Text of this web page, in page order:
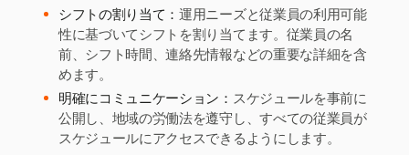
シフトの割り当て：運用ニーズと従業員の利用可能
性に基づいてシフトを割り当てます。従業員の名
前、シフト時間、連絡先情報などの重要な詳細を含
めます。
明確にコミュニケーション： スケジュールを事前に
公開し、地域の労働法を遵守し、すべての従業員が
スケジュールにアクセスできるようにします。